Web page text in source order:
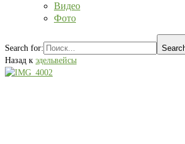
Видео
Фото
Search for:
Назад к эдельвейсы